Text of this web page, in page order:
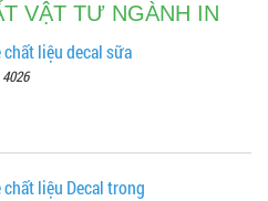
VẬT TƯ NGÀNH IN
liệu decal sữa
4026
liệu Decal trong